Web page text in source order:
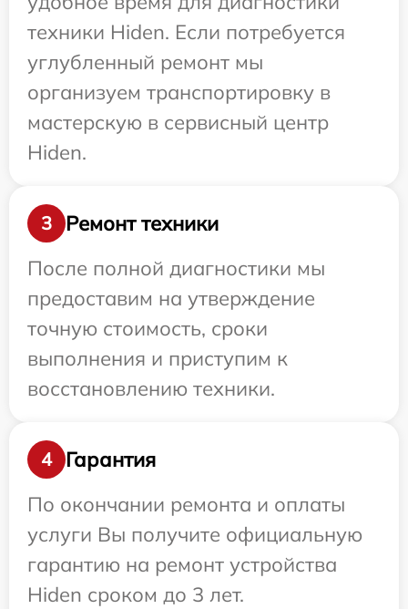
техники Hiden. Если потребуется
углубленный ремонт мы
организуем транспортировку в
мастерскую в сервисный центр
Hiden.
3
Ремонт техники
После полной диагностики мы
предоставим на утверждение
точную стоимость, сроки
выполнения и приступим к
восстановлению техники.
4
Гарантия
По окончании ремонта и оплаты
услуги Вы получите официальную
гарантию на ремонт устройства
Hiden сроком до 3 лет.